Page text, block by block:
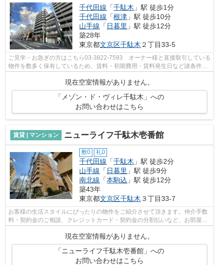
千代田線 「千駄木 」駅 徒歩1分
千代田線 「根津 」駅 徒歩10分
山手線 「 日暮里 」駅 徒歩12分
築28年
東京都文京区千駄木 ２丁目33-5
ご見学・お急ぎの方はこちら03-3822-7593 オーナー様と直接取引している
物件を数多く保有しているため、賃料・初期費用・賃料発生日など諸条件を
現在空室情報がありません。
「メゾン・ド・ヴィレ千駄木」への
お問い合わせはこちら
賃貸 | マンション ニューライフ千駄木壱番館
敷0 礼0
千代田線 「千駄木 」駅 徒歩2分
山手線 「 日暮里 」駅 徒歩9分
南北線 「本駒込 」駅 徒歩12分
築43年
東京都文京区千駄木 ３丁目33-7
お客様の生活スタイルにぴったりの物件をご紹介させて頂きます。仲介手数
料・契約金のご相談、クレジットカード・契約金の分割払いなど、お部屋探
しのことならどんなことでも、まずは...
現在空室情報がありません。
「ニューライフ千駄木壱番館」への
お問い合わせはこちら